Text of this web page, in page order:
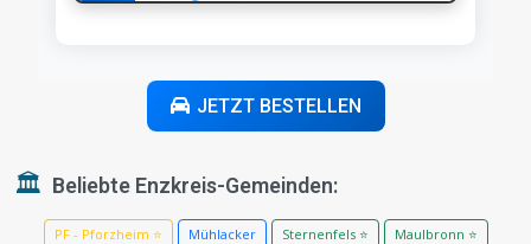
JETZT BESTELLEN
🏛️ Beliebte Enzkreis-Gemeinden:
PF - Pforzheim ⭐ Mühlacker Sternenfels ⭐ Maulbronn ⭐